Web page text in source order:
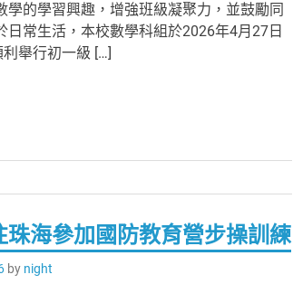
的學習興趣，增強班級凝聚力，並鼓勵同
日常生活，本校數學科組於2026年4月27日
舉行初一級 […]
珠海參加國防教育營步操訓練
by night